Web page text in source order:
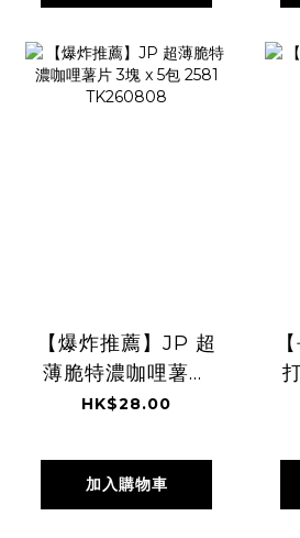
【爆炸推薦】JP 超
薄脆特濃咖哩薯片
3塊 x 5包 2581
HK$28.00
加入購物車